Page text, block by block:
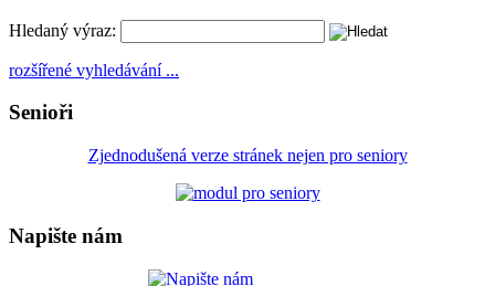
Hledaný výraz:
rozšířené vyhledávání ...
Senioři
Zjednodušená verze stránek nejen pro seniory
Napište nám